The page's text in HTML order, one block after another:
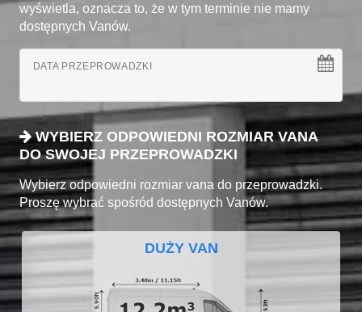
wyświetla, oznacza to, że w tym terminie nie mamy
dostępnych Vanów.
DATA PRZEPROWADZKI
WYBIERZ ODPOWIEDNI ROZMIAR VANA
DO SWOJEJ PRZEPROWADZKI
Wybierz odpowiedni rozmiar vana do przeprowadzki.
Proszę wybrać spośród dostępnych Vanów.
DUŻY VAN